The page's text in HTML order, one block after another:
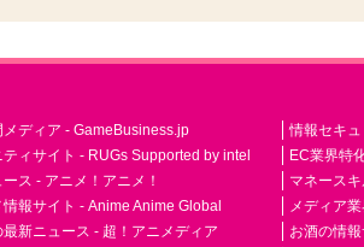
ディア - GameBusiness.jp
ィサイト - RUGs Supported by intel
ス - アニメ！アニメ！
報サイト - Anime Anime Global
新ニュース - 超！アニメディア
情報セキ
EC業界特
マネース
メディア
お酒の情